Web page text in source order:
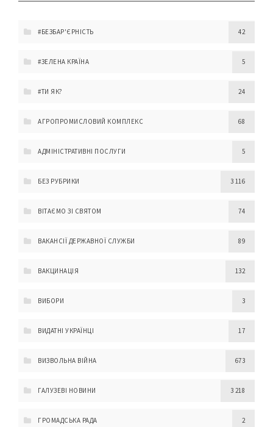
#БЕЗБАР'ЄРНІСТЬ 42
#ЗЕЛЕНА КРАЇНА 5
#ТИ ЯК? 24
АГРОПРОМИСЛОВИЙ КОМПЛЕКС 68
АДМІНІСТРАТИВНІ ПОСЛУГИ 5
БЕЗ РУБРИКИ 3 116
ВІТАЄМО ЗІ СВЯТОМ 74
ВАКАНСІЇ ДЕРЖАВНОЇ СЛУЖБИ 89
ВАКЦИНАЦІЯ 132
ВИБОРИ 3
ВИДАТНІ УКРАЇНЦІ 17
ВИЗВОЛЬНА ВІЙНА 673
ГАЛУЗЕВІ НОВИНИ 3 218
ГРОМАДСЬКА РАДА 2